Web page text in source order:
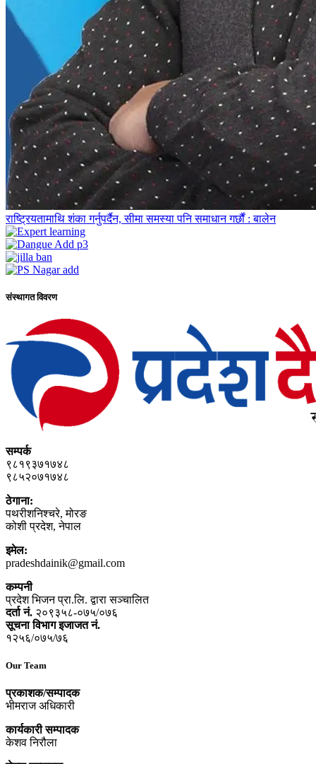
राष्ट्रियतामाथि शंका गर्नुपर्दैन, सीमा समस्या पनि समाधान गर्छौं : बालेन
संस्थागत विवरण
सम्पर्क
९८१९३७१७४८
९८५२०७१७४८
ठेगाना:
पथरीशनिश्‍चरे, मोरङ
कोशी प्रदेश, नेपाल
इमेल:
pradeshdainik@gmail.com
कम्पनी
प्रदेश भिजन प्रा.लि. द्वारा सञ्‍चालित
दर्ता नं. २०९३५८-०७५/०७६
सूचना विभाग इजाजत नं.
१२५६/०७५/७६
Our Team
प्रकाशक/सम्पादक
भीमराज अधिकारी
कार्यकारी सम्पादक
केशव निरौला